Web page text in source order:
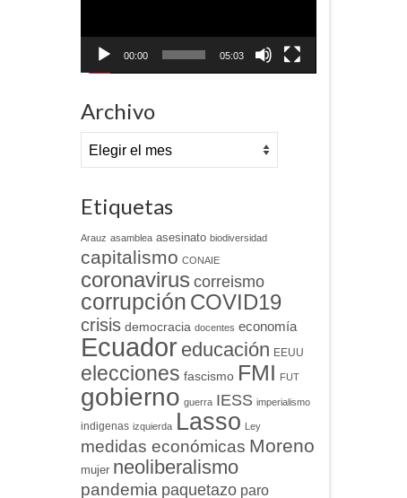
00:00 05:03
Archivo
Archivo
Etiquetas
Arauz asamblea asesinato biodiversidad
capitalismo CONAIE
coronavirus correismo
corrupción COVID19
crisis democracia docentes economía
Ecuador educación EEUU
elecciones fascismo FMI FUT
gobierno guerra IESS imperialismo
indigenas izquierda Lasso Ley
medidas económicas Moreno
mujer neoliberalismo
pandemia paquetazo paro